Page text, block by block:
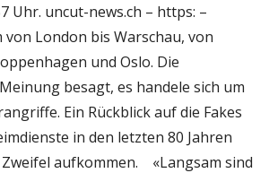
Uhr. uncut-news.ch – https: –
London bis Warschau, von
und Oslo. Die
besagt, es handele sich um
Ein Rückblick auf die Fakes
in den letzten 80 Jahren
aufkommen. «Langsam sind